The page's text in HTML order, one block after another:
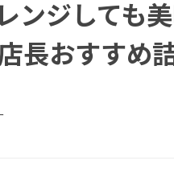
ンジしても
長おすすめ